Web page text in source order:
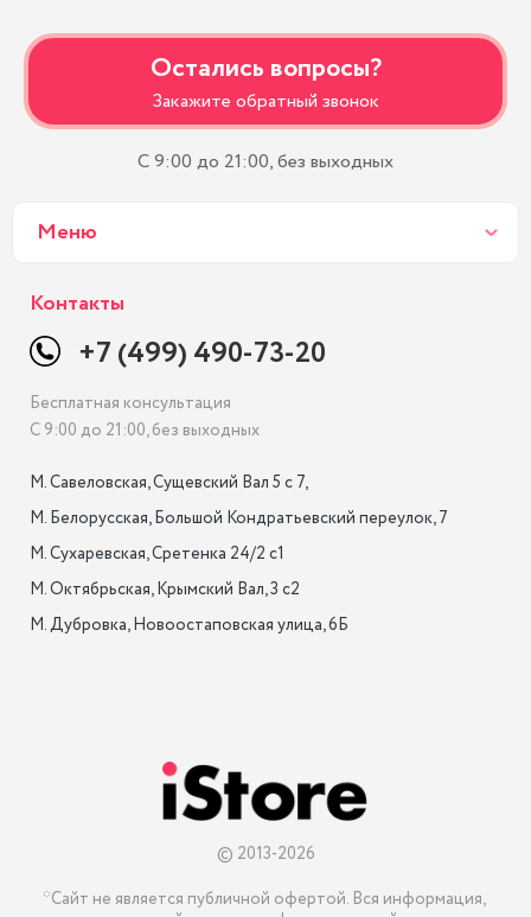
Остались вопросы?
Закажите обратный звонок
С 9:00 до 21:00, без выходных
Меню
Контакты
+7 (499) 490-73-20
Бесплатная консультация
С 9:00 до 21:00, без выходных
М. Савеловская, Сущевский Вал 5 с 7,
М. Белорусская, Большой Кондратьевский переулок, 7
М. Сухаревская, Сретенка 24/2 с1
М. Октябрьская, Крымский Вал, 3 с2
М. Дубровка, Новоостаповская улица, 6Б
© 2013-2026
*Сайт не является публичной офертой. Вся информация,